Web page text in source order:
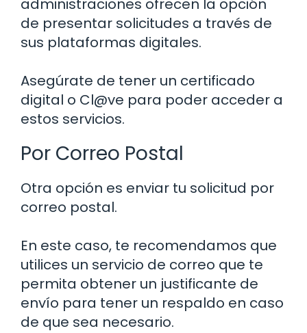
administraciones ofrecen la opción
de presentar solicitudes a través de
sus plataformas digitales.
Asegúrate de tener un certificado
digital o Cl@ve para poder acceder a
estos servicios.
Por Correo Postal
Otra opción es enviar tu solicitud por
correo postal.
En este caso, te recomendamos que
utilices un servicio de correo que te
permita obtener un justificante de
envío para tener un respaldo en caso
de que sea necesario.